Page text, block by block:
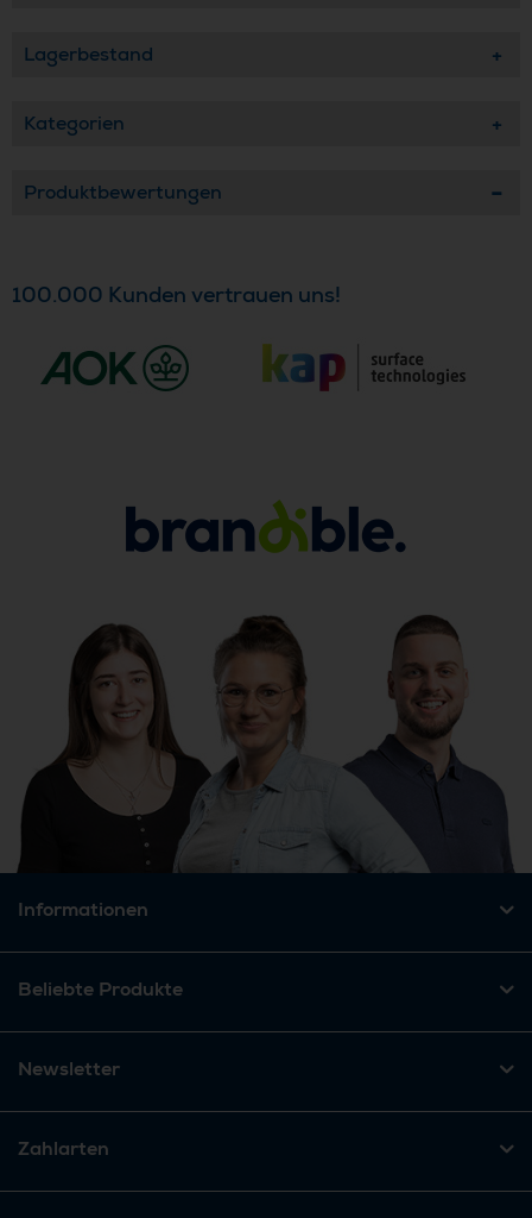
Lagerbestand
Kategorien
Produktbewertungen
100.000 Kunden vertrauen uns!
Informationen
Beliebte Produkte
Newsletter
Zahlarten